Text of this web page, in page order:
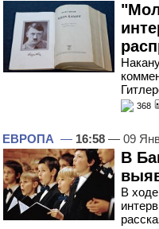
368
ЕВРОПА — 16:58 — 09
В
В